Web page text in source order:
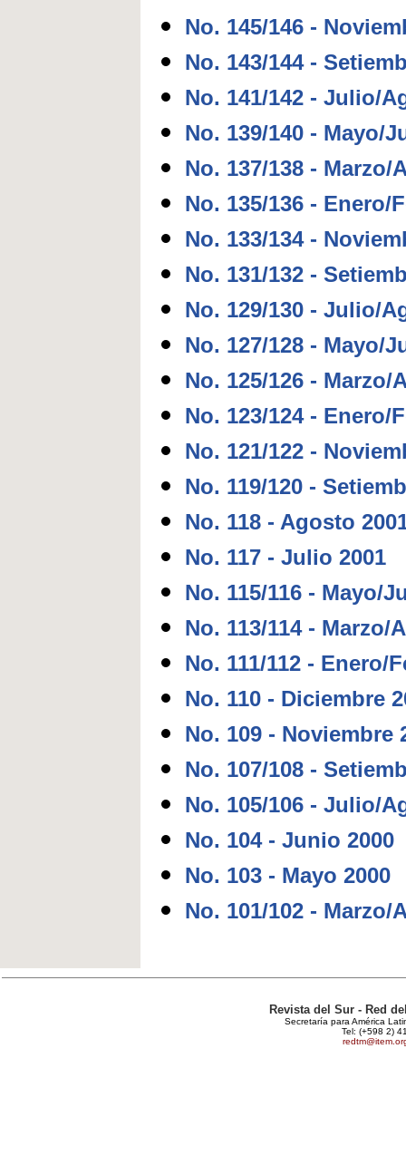
No. 145/146 -
No. 143/144 -
No. 141/142 - Julio/
No. 139/140 - Mayo/
No. 137/138 - Marzo/
No. 135/136 - Enero/
No. 133/134 -
No. 131/132 -
No. 129/130 - Julio/
No. 127/128 - Mayo/
No. 125/126 - Marzo/
No. 123/124 - Enero/
No. 121/122 -
No. 119/120 -
No. 118 - Agosto
No. 117 - Julio 2001
No. 115/116 - Mayo/
No. 113/114 - Marzo/
No. 111/112 - Enero/
No. 110 - Diciembre
No. 109 - Noviembre
No. 107/108 -
No. 105/106 - Julio/
No. 104 - Junio 2000
No. 103 - Mayo 2000
No. 101/102 - Marzo/
Revista del Sur - Red
Secretaría para América
Tel: (+598 2)